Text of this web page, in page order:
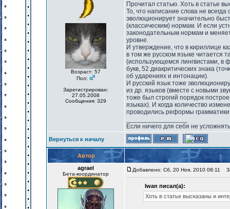
Возраст: 57
Пол:
Зарегистрирован:
27.05.2008
Сообщения: 329
Прочитал статью. Хоть в статье
То, что написание слова не
эволюционирует значительно
(классическим) нормам. И если
законодательным нормам и
уровне.
И утверждение, что в кириллице
в том же русском языке читается
(использующемся лингвистами, в
букв, 52 диакритических знака
об ударениях и интонации).
И русский язык тоже
из др. языков (вместе с новыми
тоже был строгий порядок
языках). И когда количество
проводились реформы
Если ничего для себя не
Вернуться к началу
Автор
agrael
Бета-координатор
Добавлено: Сб, 20 Ноя, 2010 08:11
Iwan писал(а):
Хоть в статье высказаны и